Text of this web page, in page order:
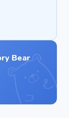
Bear